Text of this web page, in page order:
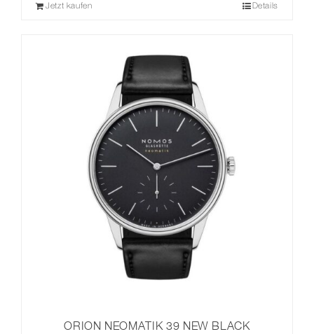
Jetzt kaufen Details
ORION NEOMATIK 39 NEW BLACK